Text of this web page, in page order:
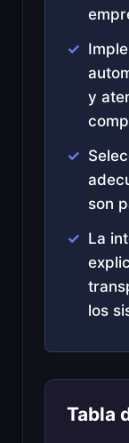
y
son
La
los
Tabla